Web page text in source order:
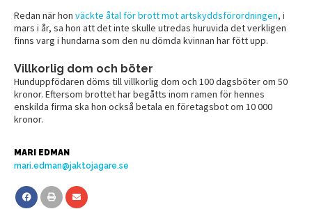
Redan när hon väckte åtal för brott mot artskyddsförordningen, i
mars i år, sa hon att det inte skulle utredas huruvida det verkligen
finns varg i hundarna som den nu dömda kvinnan har fött upp.
Villkorlig dom och böter
Hunduppfödaren döms till villkorlig dom och 100 dagsböter om 50
kronor. Eftersom brottet har begåtts inom ramen för hennes
enskilda firma ska hon också betala en företagsbot om 10 000
kronor.
MARI EDMAN
mari.edman@jaktojagare.se